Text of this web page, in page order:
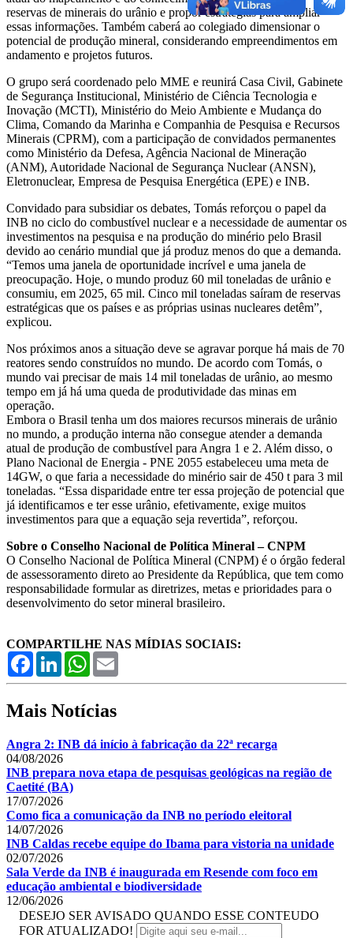
reservas de minerais do urânio e propor estratégias para ampliar
essas informações. Também caberá ao colegiado dimensionar o
potencial de produção mineral, considerando empreendimentos em
andamento e projetos futuros.
O grupo será coordenado pelo MME e reunirá Casa Civil, Gabinete
de Segurança Institucional, Ministério de Ciência Tecnologia e
Inovação (MCTI), Ministério do Meio Ambiente e Mudança do
Clima, Comando da Marinha e Companhia de Pesquisa e Recursos
Minerais (CPRM), com a participação de convidados permanentes
como Ministério da Defesa, Agência Nacional de Mineração
(ANM), Autoridade Nacional de Segurança Nuclear (ANSN),
Eletronuclear, Empresa de Pesquisa Energética (EPE) e INB.
Convidado para subsidiar os debates, Tomás reforçou o papel da
INB no ciclo do combustível nuclear e a necessidade de aumentar os
investimentos na pesquisa e na produção do minério pelo Brasil
devido ao cenário mundial que já produz menos do que a demanda.
“Temos uma janela de oportunidade incrível e uma janela de
preocupação. Hoje, o mundo produz 60 mil toneladas de urânio e
consumiu, em 2025, 65 mil. Cinco mil toneladas saíram de reservas
estratégicas que os países e as próprias usinas nucleares detêm”,
explicou.
Nos próximos anos a situação deve se agravar porque há mais de 70
reatores sendo construídos no mundo. De acordo com Tomás, o
mundo vai precisar de mais 14 mil toneladas de urânio, ao mesmo
tempo em já há uma queda de produtividade das minas em
operação.
Embora o Brasil tenha um dos maiores recursos minerais de urânio
no mundo, a produção interna não consegue atender a demanda
atual de produção de combustível para Angra 1 e 2. Além disso, o
Plano Nacional de Energia - PNE 2055 estabeleceu uma meta de
14GW, o que faria a necessidade do minério sair de 450 t para 3 mil
toneladas. “Essa disparidade entre ter essa projeção de potencial que
já identificamos e ter esse urânio, efetivamente, exige muitos
investimentos para que a equação seja revertida”, reforçou.
Sobre o Conselho Nacional de Política Mineral – CNPM
O Conselho Nacional de Política Mineral (CNPM) é o órgão federal
de assessoramento direto ao Presidente da República, que tem como
responsabilidade formular as diretrizes, metas e prioridades para o
desenvolvimento do setor mineral brasileiro.
COMPARTILHE NAS MÍDIAS SOCIAIS:
FacebookLinkedInWhatsApp
Mais Notícias
Angra 2: INB dá início à fabricação da 22ª recarga
04/08/2026
INB prepara nova etapa de pesquisas geológicas na região de
Caetité (BA)
17/07/2026
Como fica a comunicação da INB no período eleitoral
14/07/2026
INB Caldas recebe equipe do Ibama para vistoria na unidade
02/07/2026
Sala Verde da INB é inaugurada em Resende com foco em
educação ambiental e biodiversidade
12/06/2026
DESEJO SER AVISADO QUANDO ESSE CONTEUDO
FOR ATUALIZADO!